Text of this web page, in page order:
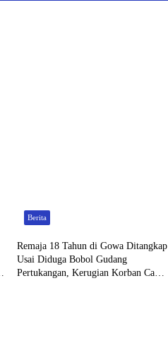
Berita
Remaja 18 Tahun di Gowa Ditangkap
Usai Diduga Bobol Gudang
Pertukangan, Kerugian Korban Capai